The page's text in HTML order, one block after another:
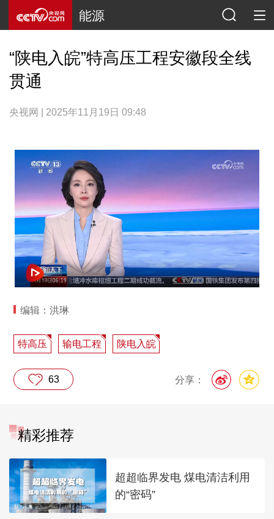
能源
“陕电入皖”特高压工程安徽段全线
贯通
央视网 | 2025年11月19日 09:48
编辑：洪琳
特高压 输电工程 陕电入皖
分享：
63
精彩推荐
超超临界发电 煤电清洁利用
的“密码”